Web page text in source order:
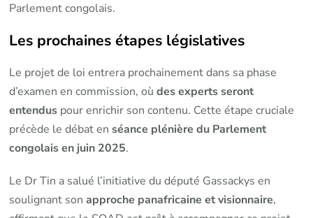
Parlement congolais.
Les prochaines étapes législatives
Le projet de loi entrera prochainement dans sa phase
d’examen en commission, oùdes experts seront
entendus pour enrichir son contenu. Cette étape cruciale
précède le débat enséance plénière du Parlement
congolais en juin 2025.
Le Dr Tin a salué l’initiative du député Gassackys en
soulignant sonapproche panafricaine et visionnaire,